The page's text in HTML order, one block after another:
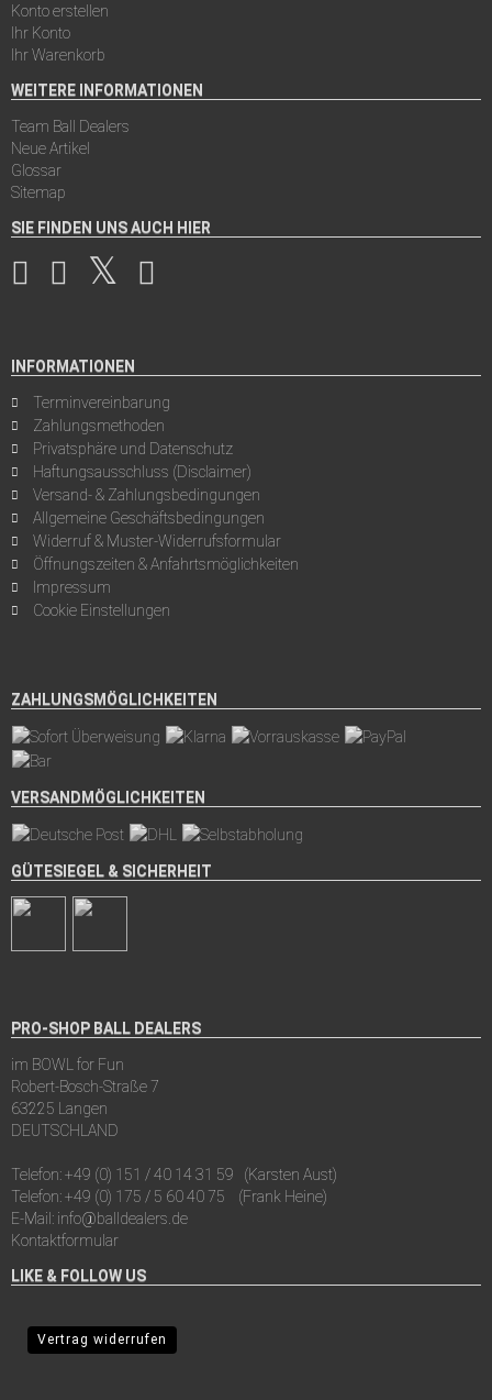
Konto erstellen
Ihr Konto
Ihr Warenkorb
WEITERE INFORMATIONEN
Team Ball Dealers
Neue Artikel
Glossar
Sitemap
SIE FINDEN UNS AUCH HIER
INFORMATIONEN
Terminvereinbarung
Zahlungsmethoden
Privatsphäre und Datenschutz
Haftungsausschluss (Disclaimer)
Versand- & Zahlungsbedingungen
Allgemeine Geschäftsbedingungen
Widerruf & Muster-Widerrufsformular
Öffnungszeiten & Anfahrtsmöglichkeiten
Impressum
Cookie Einstellungen
ZAHLUNGSMÖGLICHKEITEN
VERSANDMÖGLICHKEITEN
GÜTESIEGEL & SICHERHEIT
PRO-SHOP BALL DEALERS
im BOWL for Fun
Robert-Bosch-Straße 7
63225 Langen
DEUTSCHLAND
Telefon:+49 (0) 151 / 40 14 31 59
(Karsten Aust)
Telefon:+49 (0) 175 / 5 60 40 75
(Frank Heine)
E-Mail: info@balldealers.de
Kontaktformular
LIKE & FOLLOW US
Vertrag widerrufen